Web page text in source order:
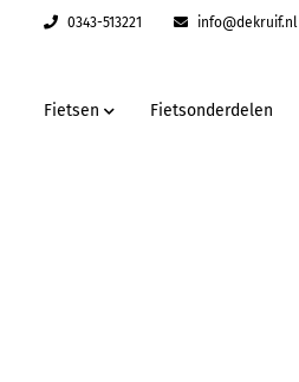
0343-513221 info@dekruif.nl
Fietsen Fietsonderdelen